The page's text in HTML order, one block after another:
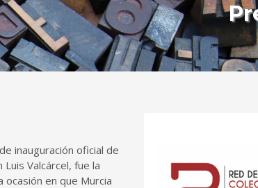
inauguración oficial de
Valcárcel, fue la
en que Murcia